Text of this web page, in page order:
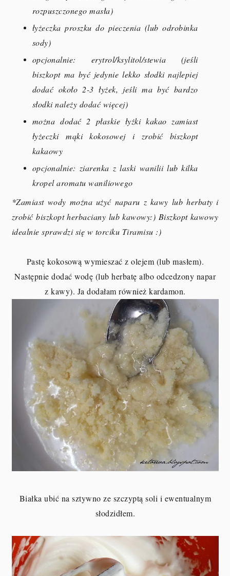
rozpuszczonego masła)
łyżeczka proszku do pieczenia (lub odrobinka
sody)
opcjonalnie: erytrol/ksylitol/stewia (jeśli
biszkopt ma być jedynie lekko słodki najlepiej
dodać około 2-3 łyżek, jeśli ma być bardzo
słodki należy dodać więcej)
można dodać 2 płaskie łyżki kakao zamiast
łyżeczki mąki kokosowej i zrobić biszkopt
kakaowy
opcjonalnie: ziarenka z laski wanilii lub kilka
kropel aromatu waniliowego
*Zamiast wody można użyć naparu z kawy lub herbaty i
zrobić biszkopt herbaciany lub kawowy:) Biszkopt kawowy
idealnie sprawdzi się w torciku Tiramisu :)
Pastę kokosową wymieszać z olejem (lub masłem).
Następnie dodać wodę (lub herbatę albo odcedzony napar
z kawy). Ja dodałam również kardamon.
Białka ubić na sztywno ze szczyptą soli i ewentualnym
słodzidłem.